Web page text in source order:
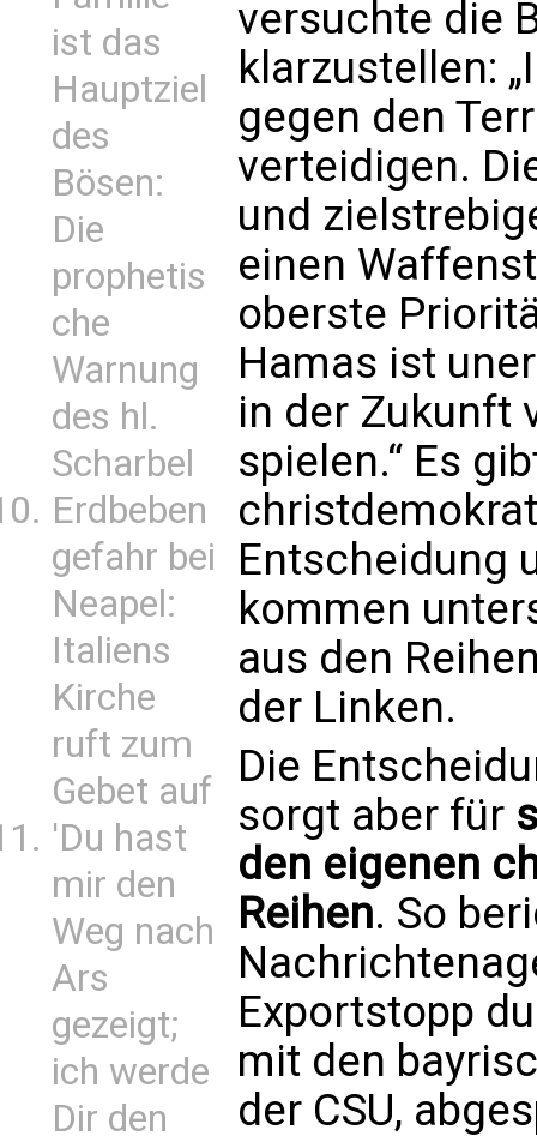
ist das
Hauptziel
des
Bösen:
Die
prophetis
che
Warnung
des hl.
Scharbel
Erdbeben
gefahr bei
Neapel:
Italiens
Kirche
ruft zum
Gebet auf
'Du hast
mir den
Weg nach
Ars
gezeigt;
ich werde
Dir den
versuchte die
klarzustellen:
gegen den
verteidigen.
und
einen
oberste
Hamas ist
in der Zukunft
spielen.“ Es
Entscheidung
kommen
aus den
der Linken.
Die
sorgt aber für
den eigenen
Reihen. So
Exportstopp
mit den
der CSU,